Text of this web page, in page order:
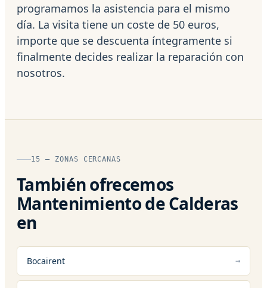
programamos la asistencia para el mismo
día. La visita tiene un coste de 50 euros,
importe que se descuenta íntegramente si
finalmente decides realizar la reparación con
nosotros.
15 — ZONAS CERCANAS
También ofrecemos
Mantenimiento de Calderas
en
Bocairent